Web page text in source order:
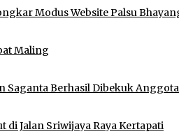
Modus Website Palsu
Maling
Saganta Berhasil Dibekuk
di Jalan Sriwijaya Raya Kertapati